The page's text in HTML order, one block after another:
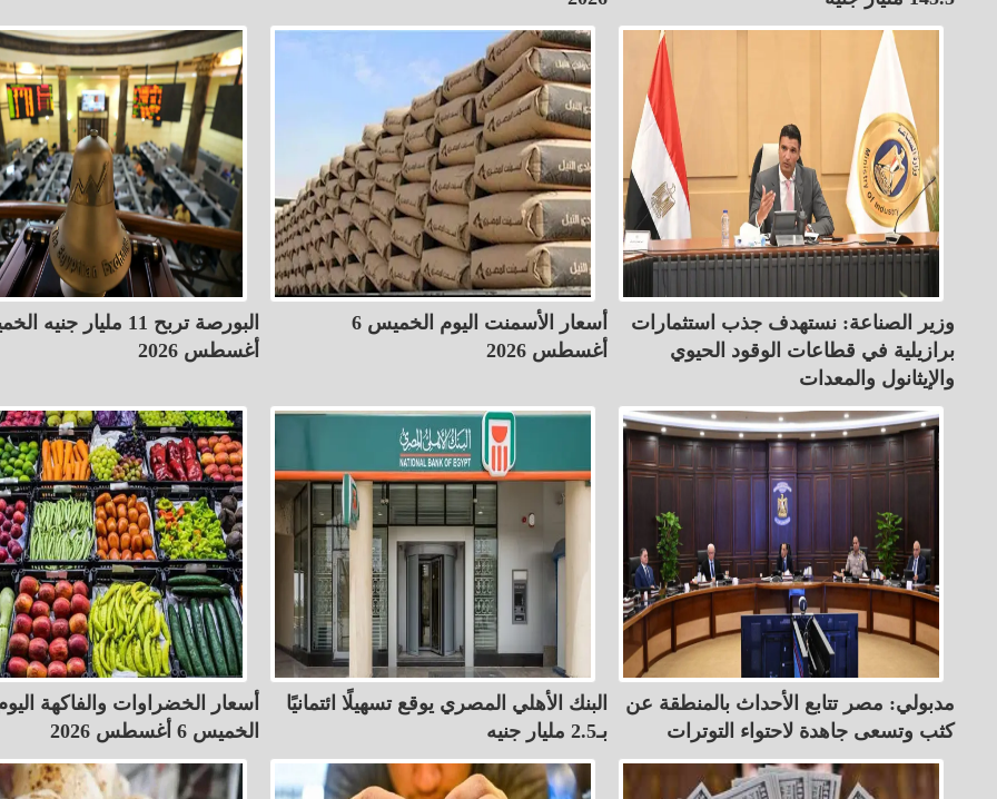
وزير الصناعة: نستهدف جذب استثمارات
برازيلية في قطاعات الوقود الحيوي
والإيثانول والمعدات
أسعار الأسمنت اليوم الخميس 6
أغسطس 2026
أغسطس 2026
مدبولي: مصر تتابع الأحداث بالمنطقة عن
كثب وتسعى جاهدة لاحتواء التوترات
البنك الأهلي المصري يوقع تسهيلًا ائتمانيًا
بـ2.5 مليار جنيه
أسعار الخضراوات والفاكهة
الخميس 6 أغسطس 2026